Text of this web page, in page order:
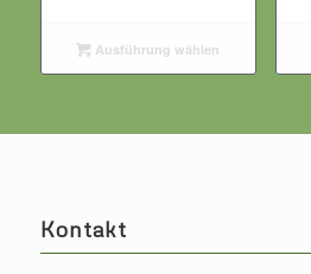
Ausführung wählen
Kontakt